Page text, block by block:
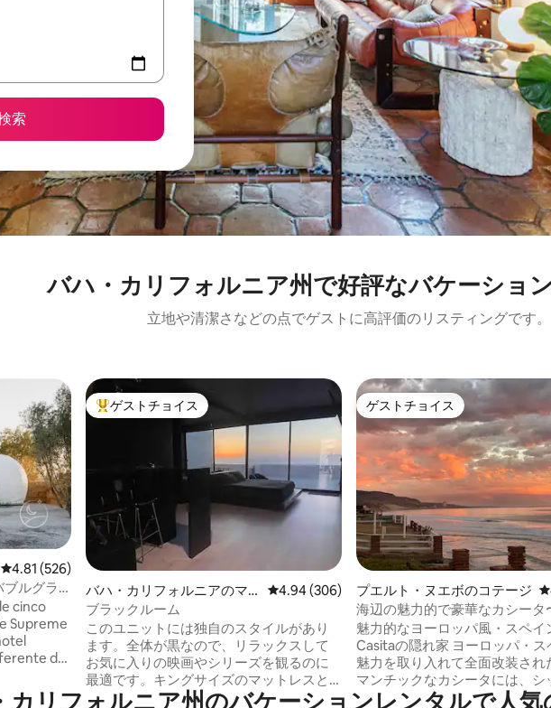
索
バハ・カリフォルニア州で好評なバケーショ
立地や清潔さなどの点でゲストに高評価のリスティングです。
レビュー526件、5つ星中4.81つ星の平均評価
4.81 (526)
ルグラ
cinco
Supreme
del
los
大好評のゲストチョイスです。
ゲストチョイス
バハ・カリフォルニアのマ
ンション・アパート
レビュー306件、5つ星中4.94つ星の平均評価
4.94 (306)
ブラックルーム
このユニットには独自のスタイルがあり
ます。全体が黒なので、リラックスして
お気に入りの映画やシリーズを観るのに
最適です。キングサイズのマットレスと
75インチテレビ ＊エアコン・ヒーター ＊
ゲストチョイス
ゲストチョイス
プエルト・ヌエボのコテージ
海辺の魅力的で豪華なカシータ
魅力的なヨーロッパ風・スペイ
Casitaの隠れ家 ヨーロッパ・スペインの
魅力を取り入れて全面改装され
マンチックなカシータには、シ
ッチン、豪華なリネンがかかっ
カリフォルニア州のバケーションレンタルで人